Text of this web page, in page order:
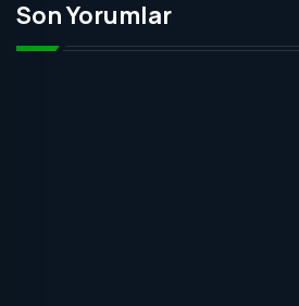
Son Yorumlar